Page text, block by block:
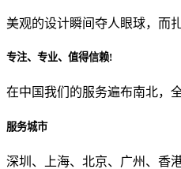
从哪里了解到我们？
美观的设计瞬间夺人眼球，而
专注、专业、值得信赖!
在中国我们的服务遍布南北，
服务城市
深圳、上海、北京、广州、香